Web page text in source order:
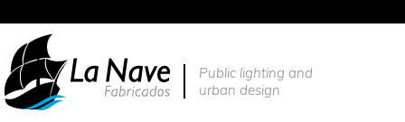
Public lighting and
urban design